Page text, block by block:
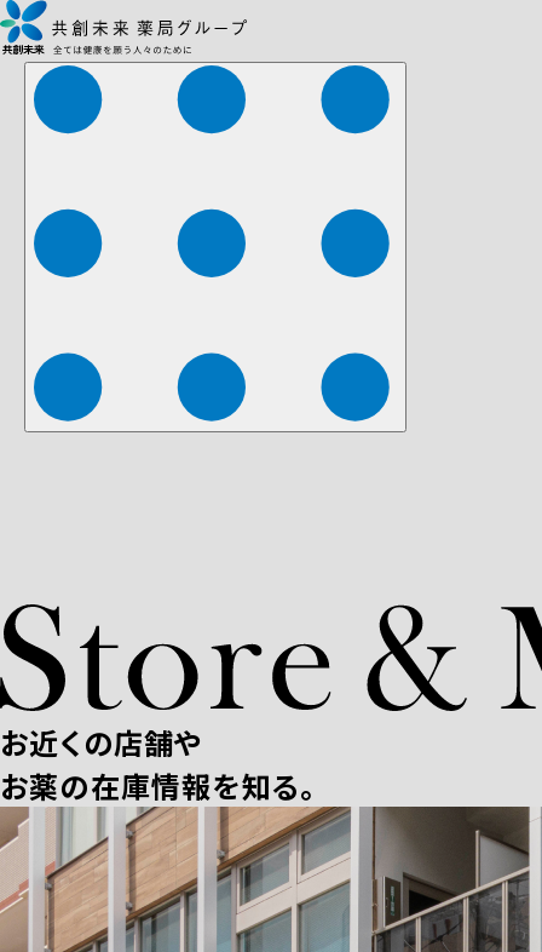
株式会社ファーマみらい 株式会社ストレチア
お近くの店舗や
お薬の在庫情報を知る。